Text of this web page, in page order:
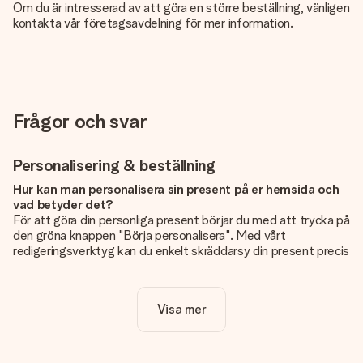
Om du är intresserad av att göra en större beställning, vänligen
kontakta vår företagsavdelning för mer information.
Frågor och svar
Personalisering & beställning
Hur kan man personalisera sin present på er hemsida och
vad betyder det?
För att göra din personliga present börjar du med att trycka på
den gröna knappen "Börja personalisera". Med vårt
redigeringsverktyg kan du enkelt skräddarsy din present precis
Kostar det något extra att personalisera sin present?
Visa mer